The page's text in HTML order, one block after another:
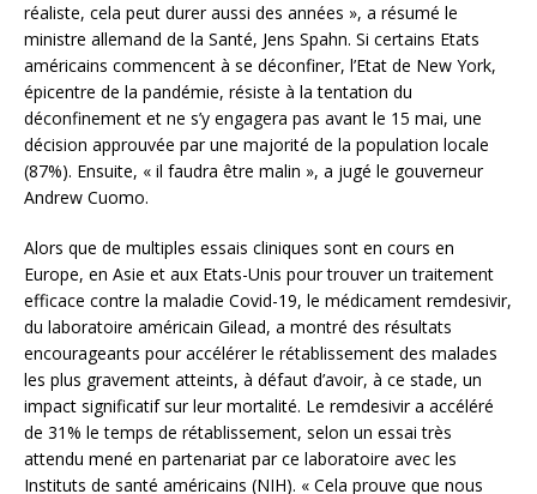
réaliste, cela peut durer aussi des années », a résumé le
ministre allemand de la Santé, Jens Spahn. Si certains Etats
américains commencent à se déconfiner, l’Etat de New York,
épicentre de la pandémie, résiste à la tentation du
déconfinement et ne s’y engagera pas avant le 15 mai, une
décision approuvée par une majorité de la population locale
(87%). Ensuite, « il faudra être malin », a jugé le gouverneur
Andrew Cuomo.
Alors que de multiples essais cliniques sont en cours en
Europe, en Asie et aux Etats-Unis pour trouver un traitement
efficace contre la maladie Covid-19, le médicament remdesivir,
du laboratoire américain Gilead, a montré des résultats
encourageants pour accélérer le rétablissement des malades
les plus gravement atteints, à défaut d’avoir, à ce stade, un
impact significatif sur leur mortalité. Le remdesivir a accéléré
de 31% le temps de rétablissement, selon un essai très
attendu mené en partenariat par ce laboratoire avec les
Instituts de santé américains (NIH). « Cela prouve que nous